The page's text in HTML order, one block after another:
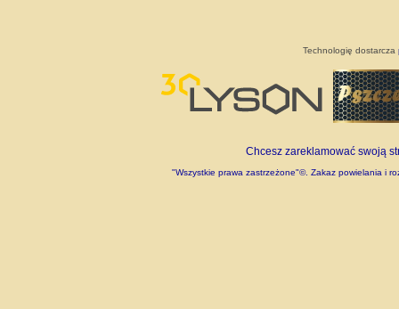
Technologię dostarcza
Chcesz zareklamować swoją
"Wszystkie prawa zastrzeżone"©. Zakaz powielania i